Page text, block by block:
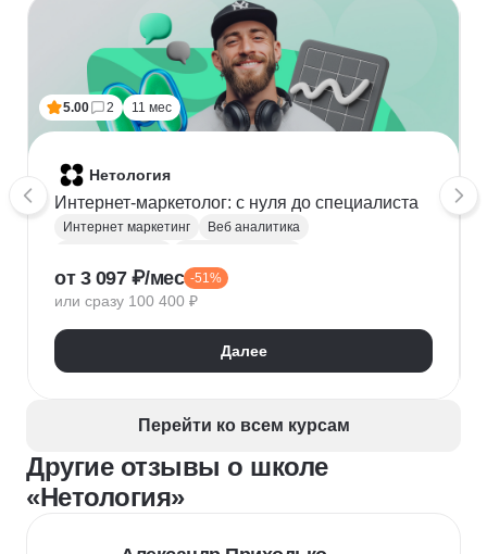
Нетологии за путь в мир интернет-маркетинга.
5.00 2 11 мес
Нетология
Интернет-маркетолог: с нуля до cпециалиста
Интернет маркетинг
Веб аналитика
Google реклама
Маркетинговая стратегия
Яндекс Директ
SMM продвижение
Продвижение на маркетплейсах
Копирайтинг
Контекстная реклама
от 3 097 ₽/мес -51%
или сразу 100 400 ₽
Далее
Перейти ко всем курсам
Другие отзывы о школе
«Нетология»